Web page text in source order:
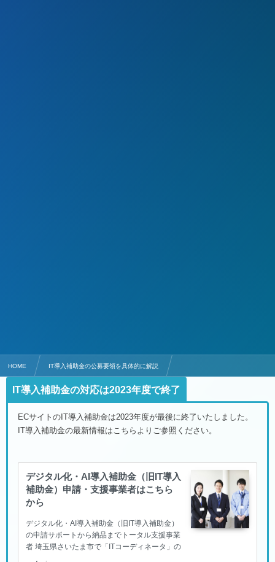
HOME IT導入補助金の公募要領を具体的に解説
【補助金対応は2023年度で終了】ECサイト構築のITツールはMakeShop
IT導入補助金の対応は2023年度で終了
ECサイトのIT導入補助金は2023年度が最後に終了いたしました。
IT導入補助金の最新情報はこちらよりご参照ください。
デジタル化・AI導入補助金（旧IT導入
補助金）申請・支援事業者はこちら
から
デジタル化・AI導入補助金（旧IT導入補助金）
の申請サポートから納品までトータル支援事業
者 埼玉県さいたま市で「ITコーディネータ」の